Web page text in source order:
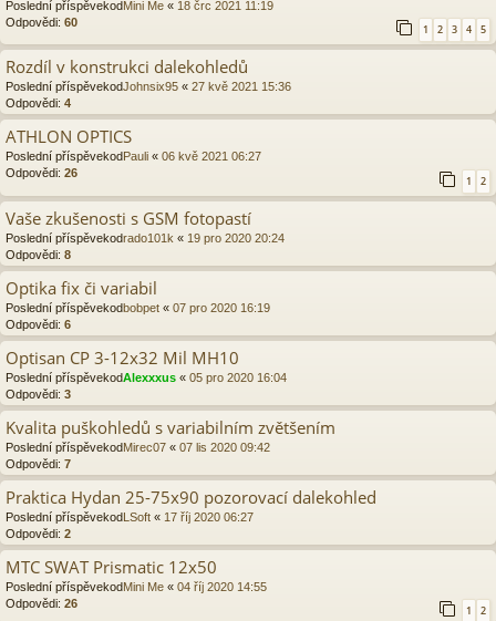
Poslední příspěvekodMini Me « 18 črc 2021 11:19
Odpovědi: 60
1 2 3 4 5
Rozdíl v konstrukci dalekohledů
Poslední příspěvekodJohnsix95 « 27 kvě 2021 15:36
Odpovědi: 4
ATHLON OPTICS
Poslední příspěvekod Pauli « 06 kvě 2021 06:27
Odpovědi: 26
1 2
Vaše zkušenosti s GSM fotopastí
Poslední příspěvekodrado101k « 19 pro 2020 20:24
Odpovědi: 8
Optika fix či variabil
Poslední příspěvekodbobpet « 07 pro 2020 16:19
Odpovědi: 6
Optisan CP 3-12x32 Mil MH10
Poslední příspěvekodAlexxxus « 05 pro 2020 16:04
Odpovědi: 3
Kvalita puškohledů s variabilním zvětšením
Poslední příspěvekodMirec07 « 07 lis 2020 09:42
Odpovědi: 7
Praktica Hydan 25-75x90 pozorovací dalekohled
Poslední příspěvekodLSoft « 17 říj 2020 06:27
Odpovědi: 2
MTC SWAT Prismatic 12x50
Poslední příspěvekodMini Me « 04 říj 2020 14:55
Odpovědi: 26
1 2